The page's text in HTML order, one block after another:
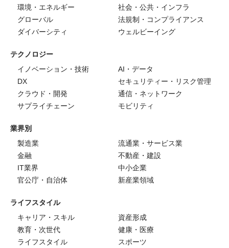
環境・エネルギー
社会・公共・インフラ
グローバル
法規制・コンプライアンス
ダイバーシティ
ウェルビーイング
テクノロジー
イノベーション・技術
AI・データ
DX
セキュリティー・リスク管理
クラウド・開発
通信・ネットワーク
サプライチェーン
モビリティ
業界別
製造業
流通業・サービス業
金融
不動産・建設
IT業界
中小企業
官公庁・自治体
新産業領域
ライフスタイル
キャリア・スキル
資産形成
教育・次世代
健康・医療
ライフスタイル
スポーツ